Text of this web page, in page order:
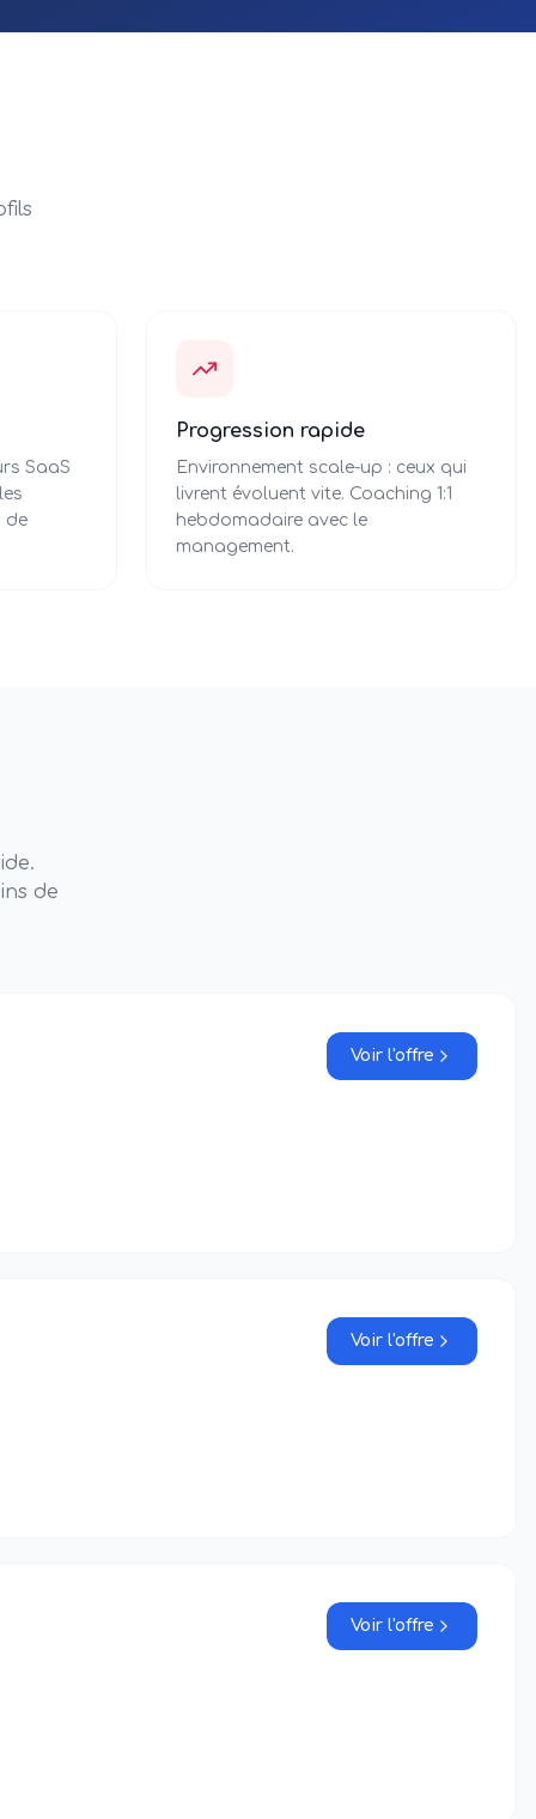
SaaS
de
Progression rapide
Environnement scale-up : ceux qui
livrent évoluent vite. Coaching 1:1
hebdomadaire avec le
management.
de
Voir l'offre
Voir l'offre
Voir l'offre